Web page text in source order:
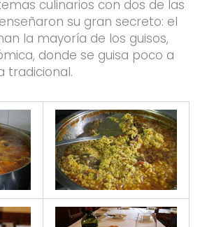
culinarios con dos de las
su gran secreto: el
la mayoría de los guisos,
donde se guisa poco a
tradicional.